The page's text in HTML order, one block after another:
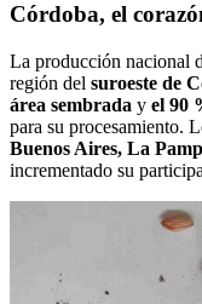
Córdoba, el
La producción nacional
región del suroeste de
área sembrada y el 90
para su procesamiento.
Buenos Aires, La
incrementado su